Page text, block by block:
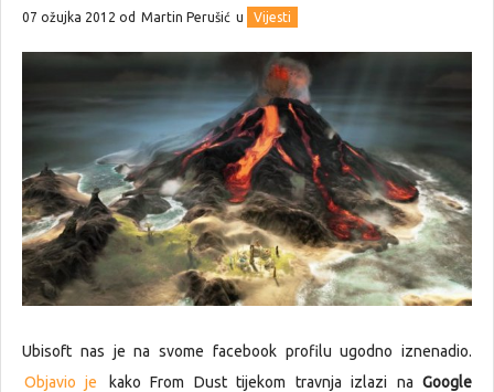
07 ožujka 2012 od Martin Perušić u Vijesti
Ubisoft nas je na svome facebook profilu ugodno iznenadio.
Objavio je
kako From Dust tijekom travnja izlazi naGoogle